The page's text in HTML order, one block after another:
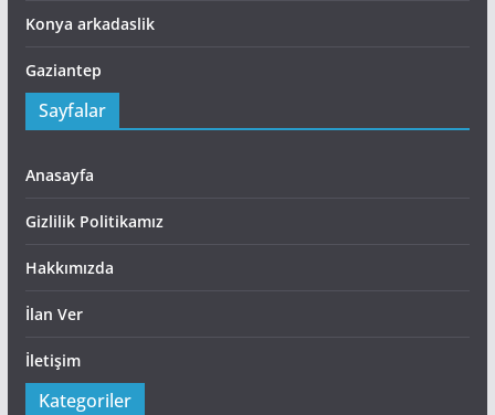
Konya arkadaslik
Gaziantep
Sayfalar
Anasayfa
Gizlilik Politikamız
Hakkımızda
İlan Ver
İletişim
Kategoriler